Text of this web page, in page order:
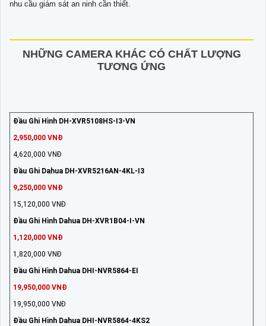
nhu cầu giám sát an ninh cần thiết.
NHỮNG CAMERA KHÁC CÓ CHẤT LƯỢNG
TƯƠNG ỨNG
Đầu Ghi Hình DH-XVR5108HS-I3-VN
2,950,000 VNĐ
4,620,000 VNĐ
Đầu Ghi Dahua DH-XVR5216AN-4KL-I3
9,250,000 VNĐ
15,120,000 VNĐ
Đầu Ghi Hình Dahua DH-XVR1B04-I-VN
1,120,000 VNĐ
1,820,000 VNĐ
Đầu Ghi Hình Dahua DHI-NVR5864-EI
19,950,000 VNĐ
19,950,000 VNĐ
Đầu Ghi Hình Dahua DHI-NVR5864-4KS2